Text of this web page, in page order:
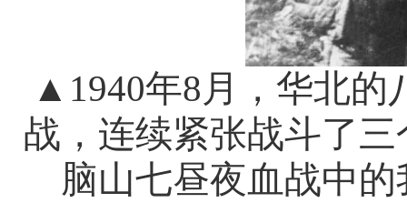
▲1940年8月，华北的
战，连续紧张战斗了
脑山七昼夜血战中